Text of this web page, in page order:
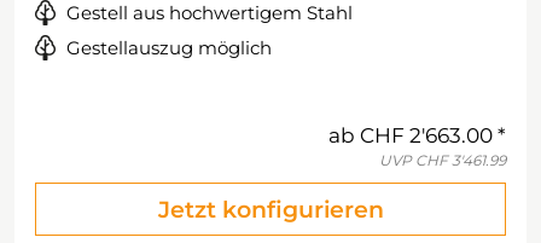
Gestell aus hochwertigem Stahl
Gestellauszug möglich
ab CHF 2'663.00
UVP CHF 3'461.99
Jetzt konfigurieren